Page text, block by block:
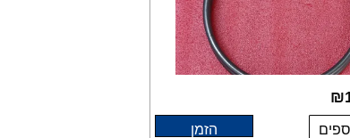
₪
הזמן